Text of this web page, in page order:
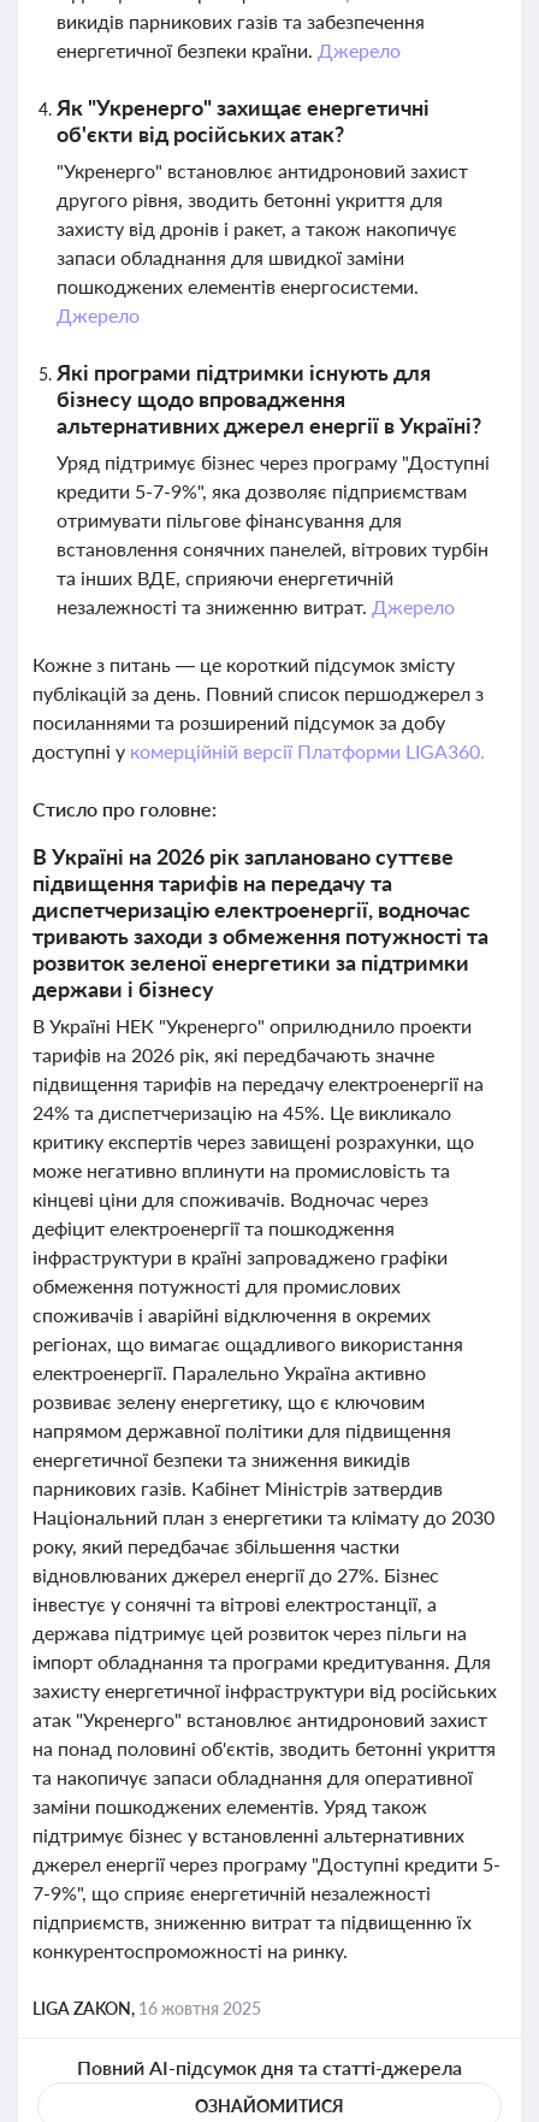
викидів парникових газів та забезпечення
енергетичної безпеки країни. Джерело
Як "Укренерго" захищає енергетичні
об'єкти від російських атак?
"Укренерго" встановлює антидроновий захист
другого рівня, зводить бетонні укриття для
захисту від дронів і ракет, а також накопичує
запаси обладнання для швидкої заміни
пошкоджених елементів енергосистеми.
Джерело
Які програми підтримки існують для
бізнесу щодо впровадження
альтернативних джерел енергії в Україні?
Уряд підтримує бізнес через програму "Доступні
кредити 5-7-9%", яка дозволяє підприємствам
отримувати пільгове фінансування для
встановлення сонячних панелей, вітрових турбін
та інших ВДЕ, сприяючи енергетичній
незалежності та зниженню витрат. Джерело
Кожне з питань — це короткий підсумок змісту
публікацій за день. Повний список першоджерел з
посиланнями та розширений підсумок за добу
доступні у комерційній версії Платформи LIGA360.
Стисло про головне:
В Україні на 2026 рік заплановано суттєве
підвищення тарифів на передачу та
диспетчеризацію електроенергії, водночас
тривають заходи з обмеження потужності та
розвиток зеленої енергетики за підтримки
держави і бізнесу
В Україні НЕК "Укренерго" оприлюднило проекти
тарифів на 2026 рік, які передбачають значне
підвищення тарифів на передачу електроенергії на
24% та диспетчеризацію на 45%. Це викликало
критику експертів через завищені розрахунки, що
може негативно вплинути на промисловість та
кінцеві ціни для споживачів. Водночас через
дефіцит електроенергії та пошкодження
інфраструктури в країні запроваджено графіки
обмеження потужності для промислових
споживачів і аварійні відключення в окремих
регіонах, що вимагає ощадливого використання
електроенергії. Паралельно Україна активно
розвиває зелену енергетику, що є ключовим
напрямом державної політики для підвищення
енергетичної безпеки та зниження викидів
парникових газів. Кабінет Міністрів затвердив
Національний план з енергетики та клімату до 2030
року, який передбачає збільшення частки
відновлюваних джерел енергії до 27%. Бізнес
інвестує у сонячні та вітрові електростанції, а
держава підтримує цей розвиток через пільги на
імпорт обладнання та програми кредитування. Для
захисту енергетичної інфраструктури від російських
атак "Укренерго" встановлює антидроновий захист
на понад половині об'єктів, зводить бетонні укриття
та накопичує запаси обладнання для оперативної
заміни пошкоджених елементів. Уряд також
підтримує бізнес у встановленні альтернативних
джерел енергії через програму "Доступні кредити 5-
7-9%", що сприяє енергетичній незалежності
підприємств, зниженню витрат та підвищенню їх
конкурентоспроможності на ринку.
LIGA ZAKON, 16 жовтня 2025
Повний AI-підсумок дня та статті-джерела
ОЗНАЙОМИТИСЯ